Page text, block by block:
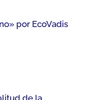
por EcoVadis
de la